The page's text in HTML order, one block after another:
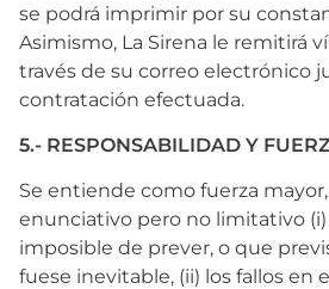
se podrá imprimir por su
Asimismo, La Sirena le remitirá
través de su correo electrónico
contratación efectuada.
5.- RESPONSABILIDAD Y
Se entiende como fuerza
enunciativo pero no limitativo
imposible de prever, o que
fuese inevitable, (ii) los fallos en